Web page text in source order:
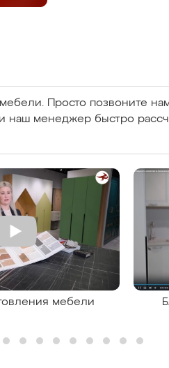
Просто позвоните
наш менеджер быстро
мебели